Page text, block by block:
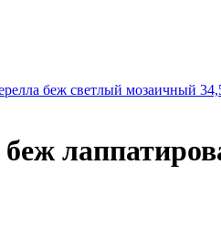
беж светлый мозаичный